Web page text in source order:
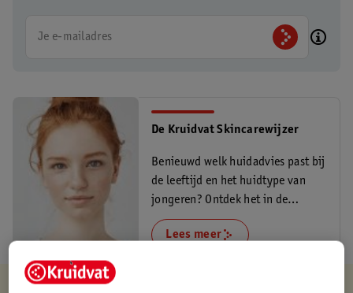
Je e-mailadres
De Kruidvat Skincarewijzer
Benieuwd welk huidadvies past bij
de leeftijd en het huidtype van
jongeren? Ontdek het in de
Skincarewijzer!
Lees meer